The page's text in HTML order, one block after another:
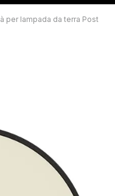
per lampada da terra Post